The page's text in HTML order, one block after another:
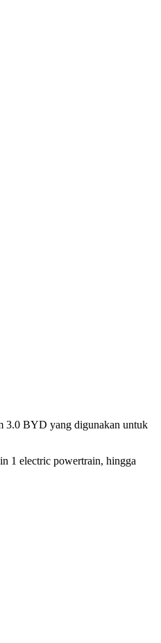
3.0 BYD yang digunakan untuk
1 electric powertrain, hingga